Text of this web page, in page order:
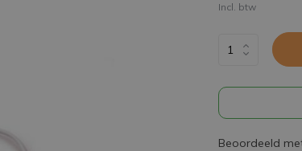
Incl. btw
Beoordeeld